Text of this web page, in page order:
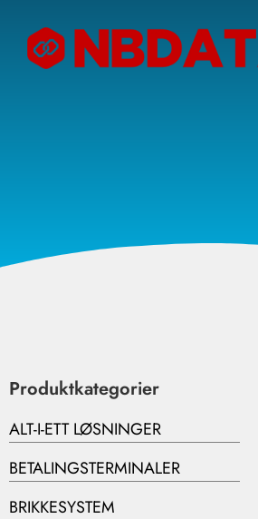
Produktkategorier
ALT-I-ETT LØSNINGER
BETALINGSTERMINALER
BRIKKESYSTEM